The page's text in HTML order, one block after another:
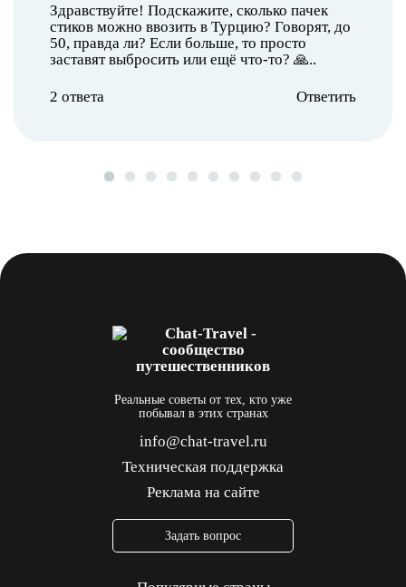
Здравствуйте! Подскажите, сколько пачек
стиков можно ввозить в Турцию? Говорят, до
50, правда ли? Если больше, то просто
заставят выбросить или ещё что-то? 🙏..
2 ответа Ответить
Реальные советы от тех, кто уже
побывал в этих странах
info@chat-travel.ru
Техническая поддержка
Реклама на сайте
Задать вопрос